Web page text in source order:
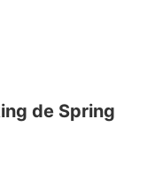
de Spring